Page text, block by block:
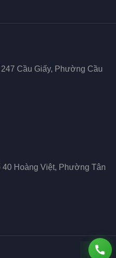
Cầu Giấy, Phường Cầu
40 Hoàng Việt, Phường Tân